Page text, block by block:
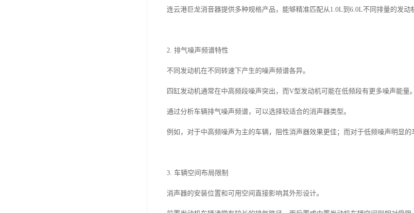
连云港巨龙消音器提供多种规格产品，能够精准匹配从1.0L到6.0L不同排量的发动
2. 排气噪声频谱特性
不同发动机在不同转速下产生的噪声频谱各异。
四缸发动机通常在中高频段噪声突出，而V型发动机可能在低频段有更多噪声能量。
通过分析车辆排气噪声频谱，可以选择较适合的消声器类型。
例如，对于中高频噪声为主的车辆，阻性消声器效果更佳；而对于低频噪声明显的
3. 车辆空间布局限制
消声器的安装位置和可用空间直接影响其外形设计。